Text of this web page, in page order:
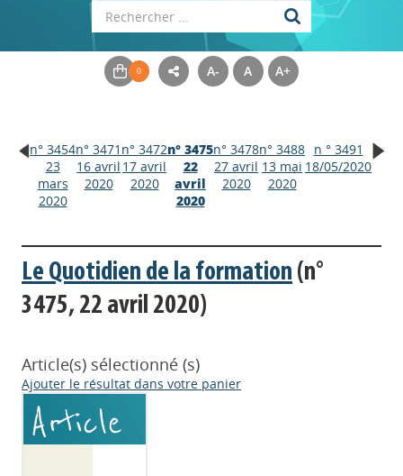
A- A A+
n° 3454
23
mars
2020
n° 3471
16 avril
2020
n° 3472
17 avril
2020
n° 3475
22
avril
2020
n° 3478
27 avril
2020
n° 3488
13 mai
2020
n ° 3491
18/05/2020
Le Quotidien de la formation (n°
3475, 22 avril 2020)
Article(s) sélectionné (s)
Ajouter le résultat dans votre panier